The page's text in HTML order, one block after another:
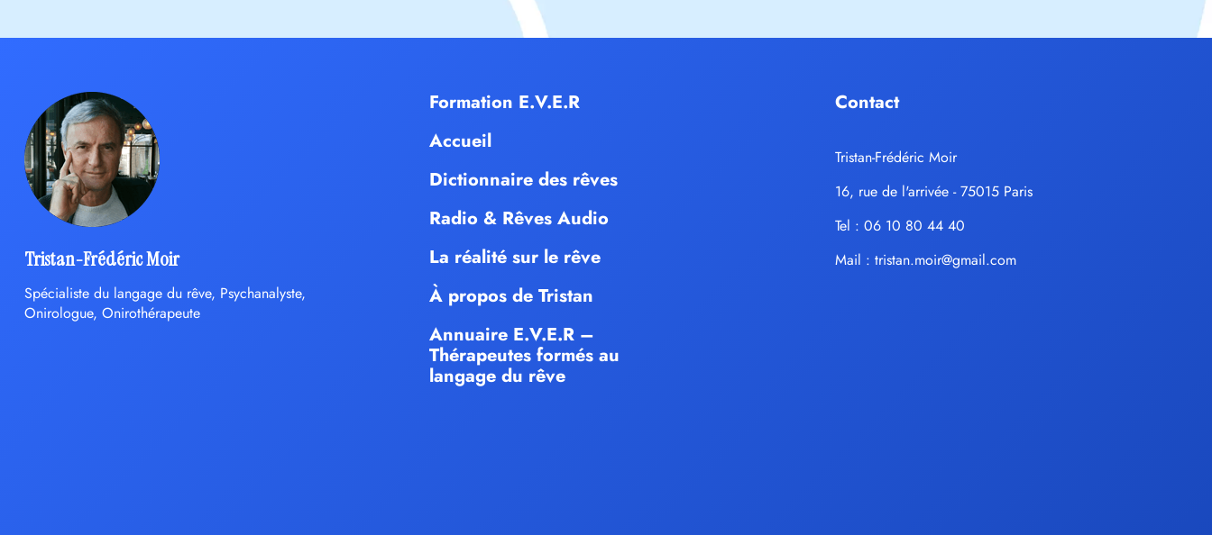
Tristan-Frédéric Moir
Spécialiste du langage du rêve, Psychanalyste,
Onirologue, Onirothérapeute
Formation E.V.E.R
Accueil
Dictionnaire des rêves
Radio & Rêves Audio
La réalité sur le rêve
À propos de Tristan
Annuaire E.V.E.R –
Thérapeutes formés au
langage du rêve
Contact
Tristan-Frédéric Moir
16, rue de l'arrivée - 75015 Paris
Tel : 06 10 80 44 40
Mail :tristan.moir@gmail.com